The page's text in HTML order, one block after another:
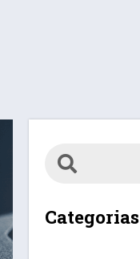
Categorias